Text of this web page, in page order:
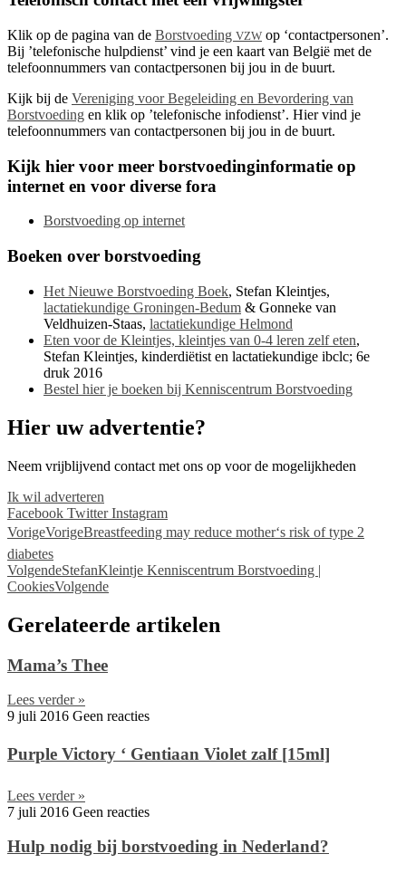
Klik op de pagina van de Borstvoeding VZW op ‘contactpersonen’.
Bij ’telefonische hulpdienst’ vind je een kaart van België met de
telefoonnummers van contactpersonen bij jou in de buurt.
Kijk bij de Vereniging voor Begeleiding en Bevordering van
Borstvoeding en klik op ’telefonische infodienst’. Hier vind je
telefoonnummers van contactpersonen bij jou in de buurt.
Kijk hier voor meer borstvoedinginformatie op
internet en voor diverse fora
Borstvoeding op internet
Boeken over borstvoeding
Het Nieuwe Borstvoeding Boek, Stefan Kleintjes,
lactatiekundige Groningen-Bedum & Gonneke van
Veldhuizen-Staas, lactatiekundige Helmond
Eten voor de Kleintjes, kleintjes van 0-4 leren zelf eten,
Stefan Kleintjes, kinderdiëtist en lactatiekundige ibclc; 6e
druk 2016
Bestel hier je boeken bij Kenniscentrum Borstvoeding
Hier uw advertentie?
Neem vrijblijvend contact met ons op voor de mogelijkheden
Ik wil adverteren
Facebook Twitter Instagram
VorigeVorigeBreastfeeding may reduce mother‘s risk of type 2
diabetes
VolgendeStefanKleintje Kenniscentrum Borstvoeding |
CookiesVolgende
Gerelateerde artikelen
Mama’s Thee
Lees verder »
9 juli 2016 Geen reacties
Purple Victory ‘ Gentiaan Violet zalf [15ml]
Lees verder »
7 juli 2016 Geen reacties
Hulp nodig bij borstvoeding in Nederland?